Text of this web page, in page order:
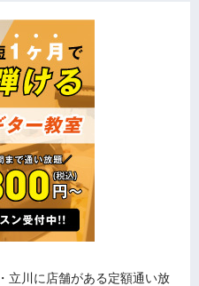
立川に店舗がある定額通い放